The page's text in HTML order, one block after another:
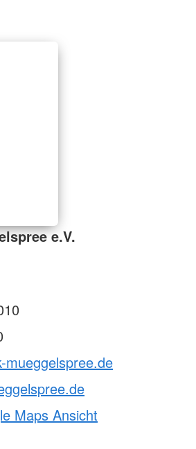
e.V.
mueggelspree.de
Maps Ansicht